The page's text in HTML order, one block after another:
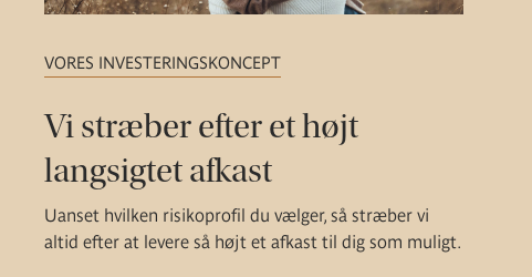
VORES INVESTERINGSKONCEPT
Vi stræber efter et højt
langsigtet afkast
Uanset hvilken risikoprofil du vælger, så stræber vi
altid efter at levere så højt et afkast til dig som muligt.